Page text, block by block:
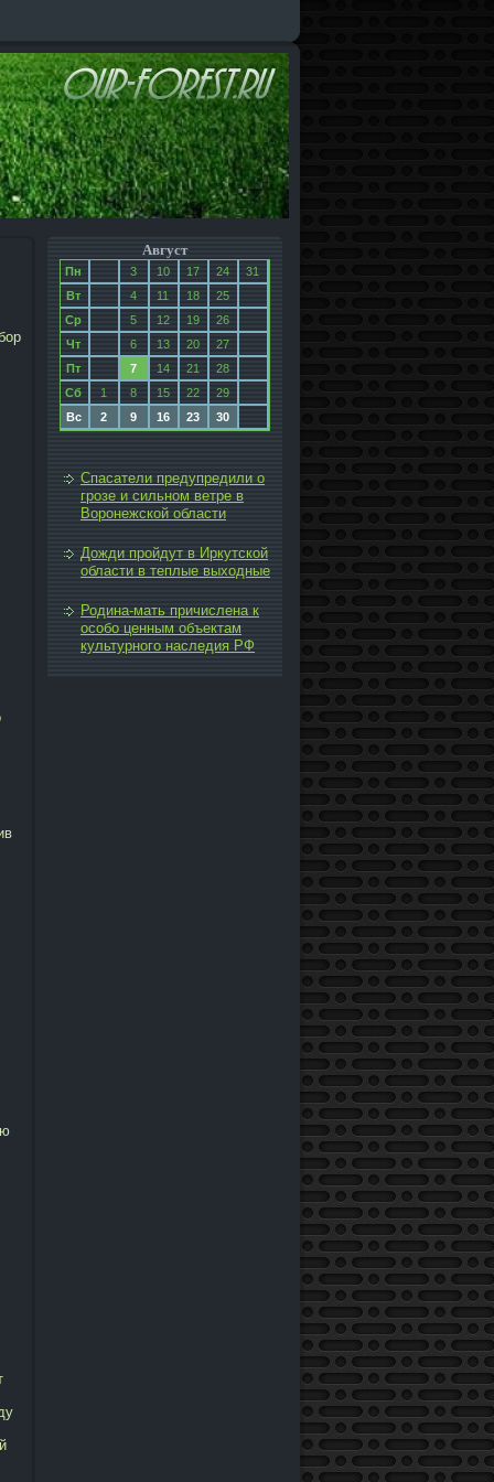
Август
Пн 3 10 17 24
31
Вт
4 11 18
25
Ср
5 12 19
26
Чт
6 13 20
27
Пт
7 14 21
28
Сб
1 8 15 22
29
Вс
2 9 16 23 30
Спасатели предупредили о
грозе и сильном ветре в
Воронежской области
Дожди пройдут в Иркутской
области в теплые выходные
Родина-мать причислена к
особо ценным объектам
культурного наследия РФ